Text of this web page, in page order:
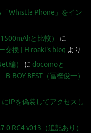
Whistle Phone」をイン
と比較）
に
交換 | Hiroaki's blog より
編）
に docomoと
BOY BEST（冨樫俊一）
IPを偽装してアクセスし
RC4 v013（追記あり）